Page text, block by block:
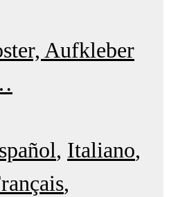
Aufkleber
Italiano